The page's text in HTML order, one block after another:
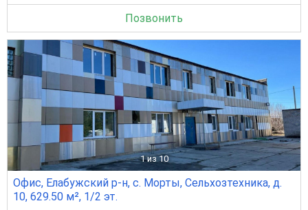
Позвонить
1 из 10
Офис, Елабужский р-н, с. Морты, Сельхозтехника, д.
10, 629.50 м², 1/2 эт.